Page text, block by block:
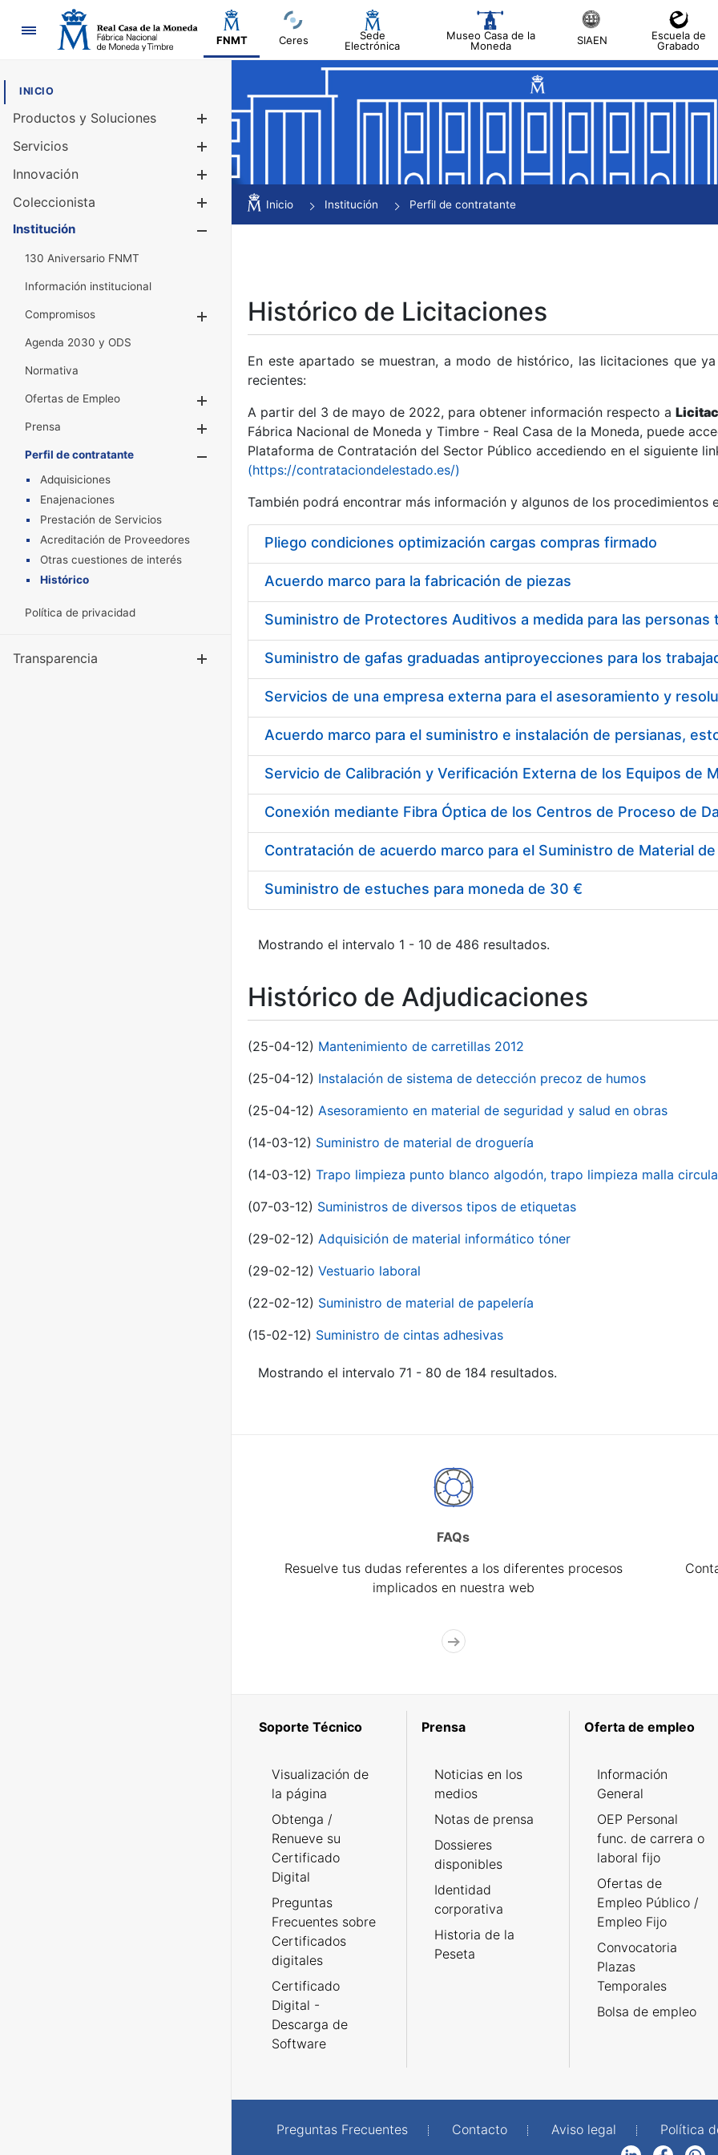
Navegación
FNMT Ceres
Sede
Electrónica
Museo Casa de la
Moneda
SIAEN
Escuela de
Grabado
INICIO
Productos y Soluciones
Mostrar/Ocultar
Servicios
Innovación
Coleccionista
Mostrar/Ocultar
Institución
130 Aniversario FNMT
Información institucional
Compromisos
Mostrar/Ocultar
Agenda 2030 y ODS
Normativa
Ofertas de Empleo
Prensa
Mostrar/Ocultar
Perfil de contratante
Mostrar/Ocultar
Adquisiciones
Enajenaciones
Prestación de Servicios
Acreditación de Proveedores
Otras cuestiones de interés
Histórico
Política de privacidad
Transparencia Mostrar/Ocultar
Inicio Institución Perfil de contratante
Histórico de Licitaciones
En este apartado se muestran, a modo de histórico, las licitaciones que
recientes:
A partir del 3 de mayo de 2022, para obtener información respecto a
Fábrica Nacional de Moneda y Timbre - Real Casa de la Moneda, puede
Plataforma de Contratación del Sector Público accediendo en el siguiente
(https://contrataciondelestado.es/)
También podrá encontrar más información y algunos de los procedimientos
Pliego condiciones optimización cargas compras firmado
Acuerdo marco para la fabricación de piezas
Acuerdo marco para el suministro e instalación de persianas,
Suministro de estuches para moneda de 30 €
Mostrando el intervalo 1 - 10 de 486 resultados.
Histórico de Adjudicaciones
(25-04-12) Mantenimiento de carretillas 2012
(25-04-12) Instalación de sistema de detección precoz de humos
(25-04-12) Asesoramiento en material de seguridad y salud en obras
(14-03-12) Suministro de material de droguería
(14-03-12) Trapo limpieza punto blanco algodón, trapo limpieza malla
(07-03-12) Suministros de diversos tipos de etiquetas
(29-02-12) Adquisición de material informático tóner
(29-02-12) Vestuario laboral
(22-02-12) Suministro de material de papelería
(15-02-12) Suministro de cintas adhesivas
Mostrando el intervalo 71 - 80 de 184 resultados.
FAQs
Resuelve tus dudas referentes a los diferentes procesos
implicados en nuestra web
Soporte Técnico
Visualización de
la página
Obtenga /
Renueve su
Certificado
Digital
Preguntas
Frecuentes sobre
Certificados
digitales
Certificado
Digital -
Descarga de
Software
Prensa
Noticias en los
medios
Notas de prensa
Dossieres
disponibles
Identidad
corporativa
Historia de la
Peseta
Oferta de empleo
Información
General
OEP Personal
func. de carrera o
laboral fijo
Ofertas de
Empleo Público /
Empleo Fijo
Convocatoria
Plazas
Temporales
Bolsa de empleo
Preguntas Frecuentes Contacto Aviso legal Política